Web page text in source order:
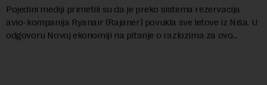
Pojedini mediji primetili su da je preko sistema rezervacija
avio-kompanija Ryanair (Rajaner) povukla sve letove iz Niša. U
odgovoru Novoj ekonomiji na pitanje o razlozima za ovo